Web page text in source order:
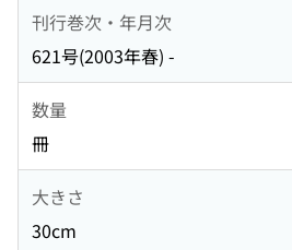
刊行巻次・年月次
621号(2003年春) -
数量
冊
大きさ
30cm